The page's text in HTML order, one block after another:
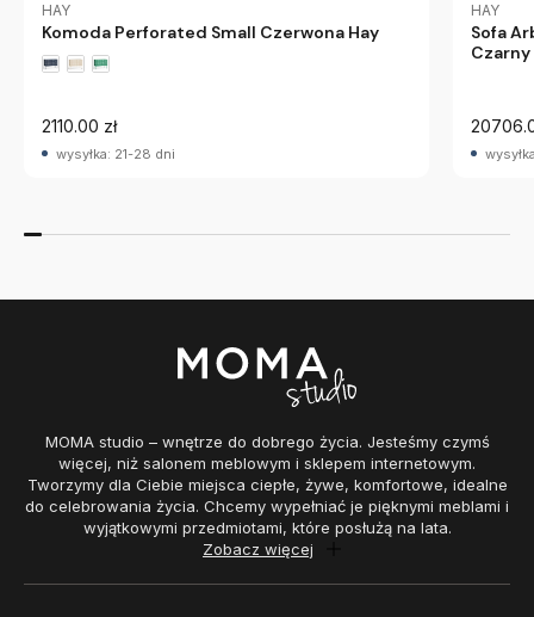
HAY
Komoda Perforated Small Czerwona Hay
2110.00 zł
wysyłka: 21-28 dni
HAY
Sofa
Czarny
MOMA studio – wnętrze do dobrego życia. Jesteśmy czymś
więcej, niż salonem meblowym i sklepem internetowym.
Tworzymy dla Ciebie miejsca ciepłe, żywe, komfortowe, idealne
do celebrowania życia. Chcemy wypełniać je pięknymi meblami i
wyjątkowymi przedmiotami, które posłużą na lata.
Zobacz więcej